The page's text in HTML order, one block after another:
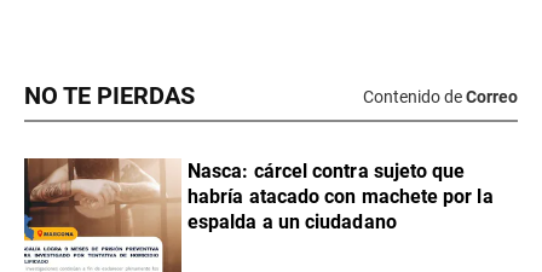
NO TE PIERDAS Contenido deCorreo
Nasca: cárcel contra sujeto que
habría atacado con machete por la
espalda a un ciudadano